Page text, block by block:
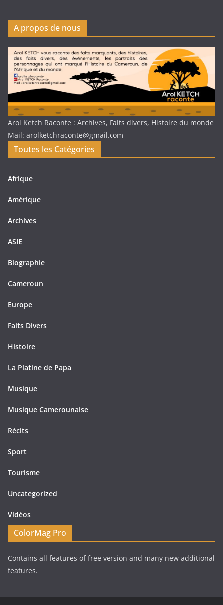
A propos de nous
Arol Ketch Raconte : Archives, Faits divers, Histoire du monde
Mail: arolketchraconte@gmail.com
Toutes les Catégories
Afrique
Amérique
Archives
ASIE
Biographie
Cameroun
Europe
Faits Divers
Histoire
La Platine de Papa
Musique
Musique Camerounaise
Récits
Sport
Tourisme
Uncategorized
Vidéos
ColorMag Pro
Contains all features of free version and many new additional
features.